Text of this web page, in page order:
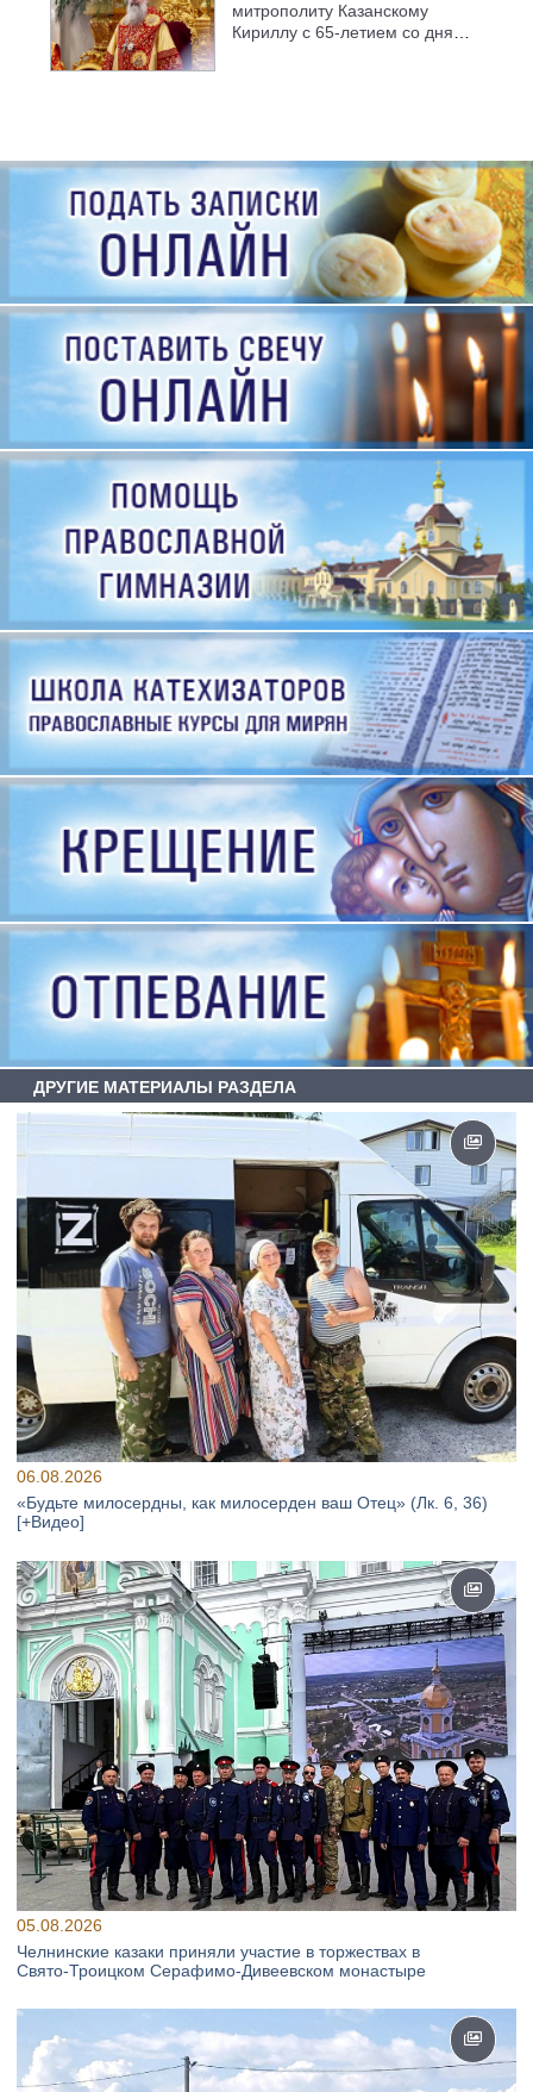
митрополиту Казанскому
Кириллу с 65-летием со дня
ДРУГИЕ МАТЕРИАЛЫ РАЗДЕЛА
06.08.2026
«Будьте милосердны, как милосерден ваш Отец» (Лк. 6, 36)
[+Видео]
05.08.2026
Челнинские казаки приняли участие в торжествах в
Свято‑Троицком Серафимо‑Дивеевском монастыре